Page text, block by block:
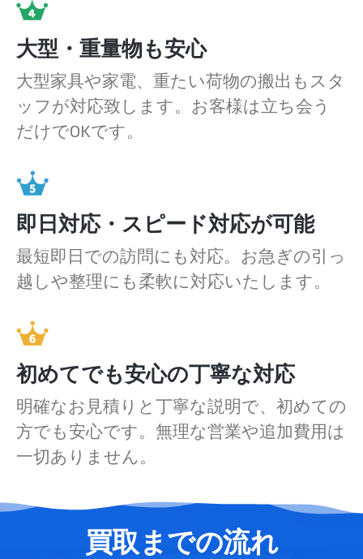
大型・重量物も安心
大型家具や家電、重たい荷物の搬出もスタ
ッフが対応致します。お客様は立ち会う
だけでOKです。
即日対応・スピード対応が可能
最短即日での訪問にも対応。お急ぎの引っ
越しや整理にも柔軟に対応いたします。
初めてでも安心の丁寧な対応
明確なお見積りと丁寧な説明で、初めての
方でも安心です。無理な営業や追加費用は
一切ありません。
買取までの流れ